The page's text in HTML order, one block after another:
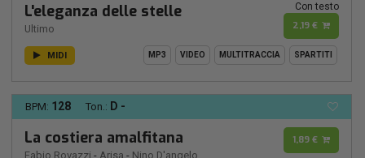
L'eleganza delle stelle
Ultimo
Con testo
2,19 €
MIDI MP3 VIDEO MULTITRACCIA SPARTITI
BPM: 128 Ton.: D -
La costiera amalfitana
Fabio Rovazzi - Arisa - Nino D'angelo
1,89 €